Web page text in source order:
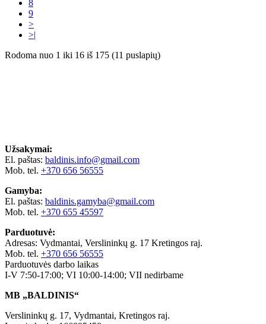
8
9
>
>|
Rodoma nuo 1 iki 16 iš 175 (11 puslapių)
Užsakymai:
El. paštas: baldinis.info@gmail.com
Mob. tel. +370 656 56555
Gamyba:
El. paštas: baldinis.gamyba@gmail.com
Mob. tel. +370 655 45597
Parduotuvė:
Adresas: Vydmantai, Verslininkų g. 17 Kretingos raj.
Mob. tel. +370 656 56555
Parduotuvės darbo laikas
I-V 7:50-17:00; VI 10:00-14:00; VII nedirbame
MB „BALDINIS“
Verslininkų g. 17, Vydmantai, Kretingos raj.